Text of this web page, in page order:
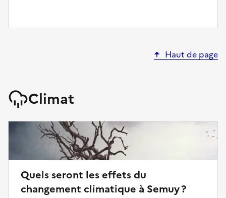
Haut de page
Climat
Quels seront les effets du
changement climatique à Semuy ?